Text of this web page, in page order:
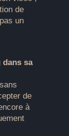
de
un
dans sa
de
à